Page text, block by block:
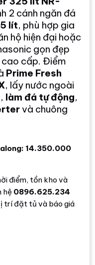
2 cánh ngăn đá
lít, phù hợp gia
hộ hiện đại hoặc
gọn đẹp
cao cấp. Điểm
Prime Fresh
, lấy nước ngoài
làm đá tự động,
và chuông
14.350.000
điểm, tồn kho và
hệ 0896.625.234
trí đặt tủ và báo giá